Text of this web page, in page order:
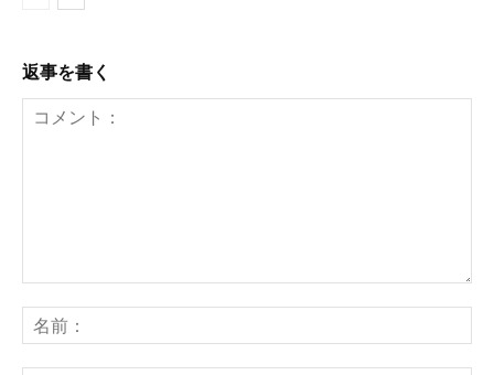
返事を書く
ン
ト：
前